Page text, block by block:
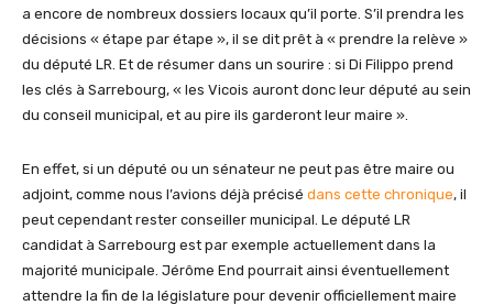
a encore de nombreux dossiers locaux qu’il porte. S’il prendra les
décisions « étape par étape », il se dit prêt à « prendre la relève »
du député LR. Et de résumer dans un sourire : si Di Filippo prend
les clés à Sarrebourg, « les Vicois auront donc leur député au sein
du conseil municipal, et au pire ils garderont leur maire ».
En effet, si un député ou un sénateur ne peut pas être maire ou
adjoint, comme nous l’avions déjà précisé dans cette chronique, il
peut cependant rester conseiller municipal. Le député LR
candidat à Sarrebourg est par exemple actuellement dans la
majorité municipale. Jérôme End pourrait ainsi éventuellement
attendre la fin de la législature pour devenir officiellement maire